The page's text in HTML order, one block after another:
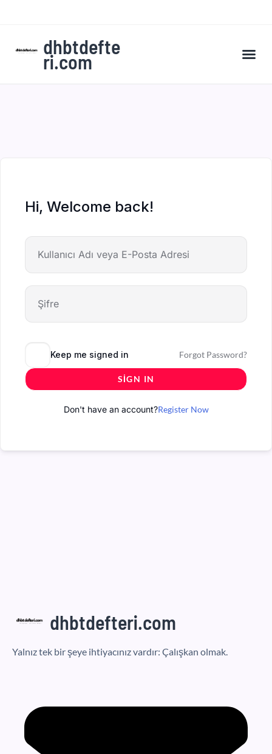
dhbtdefte
ri.com
Hi, Welcome back!
Keep me signed in Forgot Password?
SIGN IN
Don't have an account?Register Now
dhbtdefteri.com
Yalnız tek bir şeye ihtiyacınız vardır: Çalışkan olmak.